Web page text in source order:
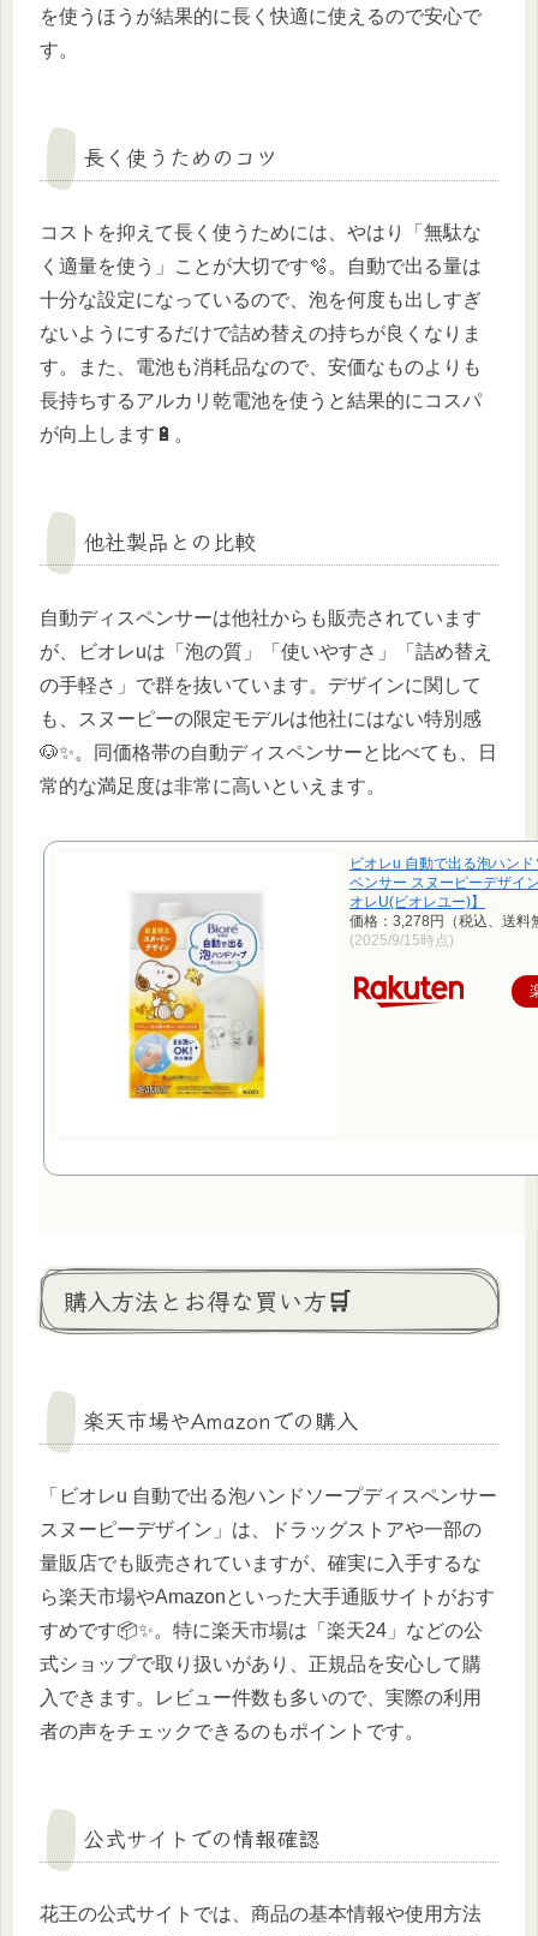
を使うほうが結果的に長く快適に使えるので安心で
す。
長く使うためのコツ
コストを抑えて長く使うためには、やはり「無駄な
く適量を使う」ことが大切です🫧。自動で出る量は
十分な設定になっているので、泡を何度も出しすぎ
ないようにするだけで詰め替えの持ちが良くなりま
す。また、電池も消耗品なので、安価なものよりも
長持ちするアルカリ乾電池を使うと結果的にコスパ
が向上します🔋。
他社製品との比較
自動ディスペンサーは他社からも販売されています
が、ビオレuは「泡の質」「使いやすさ」「詰め替え
の手軽さ」で群を抜いています。デザインに関して
も、スヌーピーの限定モデルは他社にはない特別感
🐶✨。同価格帯の自動ディスペンサーと比べても、日
常的な満足度は非常に高いといえます。
ビオレu 自動で出る泡ハン
ペンサー スヌーピーデザイ
オレU(ビオレユー)】
価格：3,278円（税込、送料
(2025/9/15時点)
購入方法とお得な買い方🛒
楽天市場やAmazonでの購入
「ビオレu 自動で出る泡ハンドソープディスペンサー
スヌーピーデザイン」は、ドラッグストアや一部の
量販店でも販売されていますが、確実に入手するな
ら楽天市場やAmazonといった大手通販サイトがおす
すめです📦✨。特に楽天市場は「楽天24」などの公
式ショップで取り扱いがあり、正規品を安心して購
入できます。レビュー件数も多いので、実際の利用
者の声をチェックできるのもポイントです。
公式サイトでの情報確認
花王の公式サイトでは、商品の基本情報や使用方法